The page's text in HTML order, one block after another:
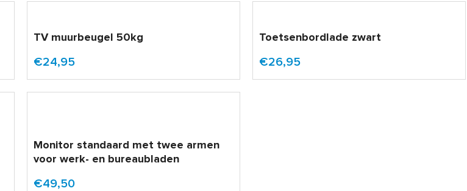
TV muurbeugel 50kg
€24,95
Toetsenbordlade zwart
€26,95
Monitor standaard met twee armen
voor werk- en bureaubladen
€49,50